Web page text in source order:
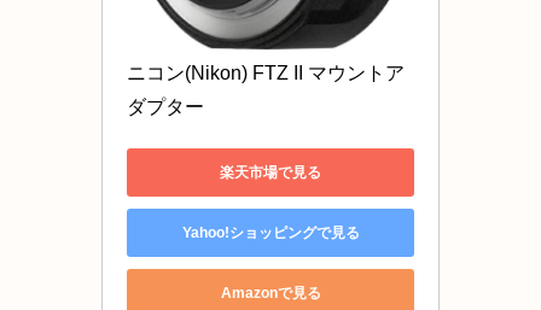
ニコン(Nikon) FTZ II マウントア
ダプター
楽天市場で見る
Yahoo!ショッピングで見る
Amazonで見る